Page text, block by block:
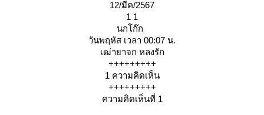
12/มีค/2567
1 1
นกโก๊ก
วันพฤหัส เวลา 00:07 น.
เฒ่ายาจก หลงรัก
+++++++++
1 ความคิดเห็น
+++++++++
ความคิดเห็นที่ 1